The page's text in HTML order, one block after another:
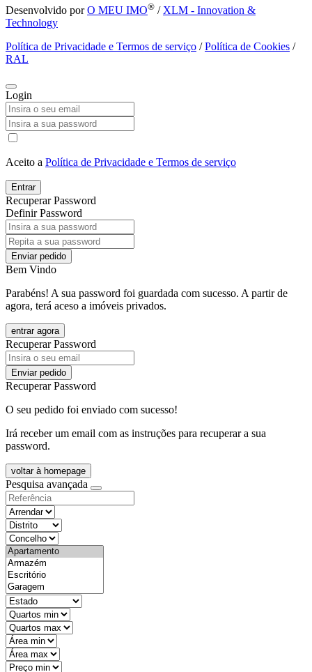
Desenvolvido porO MEU IMO® / XLM - Innovation &
Technology
Política de Privacidade e Termos de serviço /Política de Cookies /
RAL
Login
Aceito a Política de Privacidade e Termos de serviço
Entrar
Recuperar Password
Definir Password
Enviar pedido
Bem Vindo
Parabéns! A sua password foi guardada com sucesso. A partir de
agora, terá aceso a imóveis privados.
entrar agora
Recuperar Password
Enviar pedido
Recuperar Password
O seu pedido foi enviado com sucesso!
Irá receber um email com as instruções para recuperar a sua
password.
voltar à homepage
Pesquisa avançada
objective
districtId
countyId
types
state
mintypo
maxtypo
minarea
maxarea
minprice